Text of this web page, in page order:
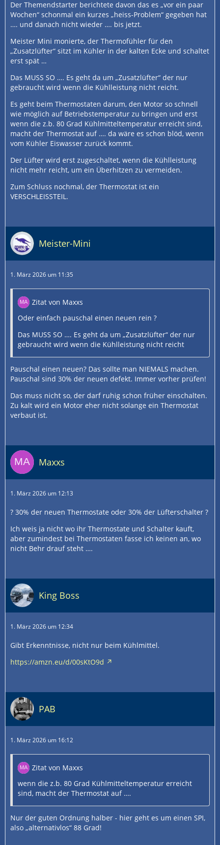
Der Themendstarter berichtete davon das es „vor ein paar
Wochen“ schonmal ein kurzes „heiss-Problem“ gegeben hat
…. und danach nicht wieder …. bis jetzt.
Meister Mini monierte, der Thermofühler für den
„Zusatzlüfter“ sitzt im Kühler in der kalten Ecke und schaltet
erst spät …
Das MUSS SO …. Es geht da um „Zusatzlüfter“ der nur
gebraucht wird wenn die Kühlleistung nicht reicht.
Es geht beim Thermostaten darum, den Motor so schnell
wie möglich auf Betriebstemperatur zu bringen und erst
wenn die z.b. 80 Grad Kühlmitteltemperatur erreicht sind,
macht der Thermostat auf …. da wäre es schon blöd, wenn
vom Kühler Eiswasser zurück kommt.
Der Lüfter wird erst zugeschaltet, wenn die Kühlleistung
nicht mehr reicht, um ein Überhitzen zu vermeiden.
Zum Schluss nochmal, der Thermostat ist ein
VERSCHLEISSTEIL.
Meister-Mini
1. März 2026 um 11:35
Zitat von Maxxs
Oder einfach pauschal einen neuen rein ?
Das MUSS SO …. Es geht da um „Zusatzlüfter“ der nur
gebraucht wird wenn die Kühlleistung nicht reicht
Pauschal einen neuen? Das sollte man NIEMALS machen.
Pauschal sind 30% der neuen defekt. Immer vorher prüfen!
Das muss nicht so, der darf ruhig schon früher einschalten.
Zu kalt wird ein Motor eher nicht solange ein Thermostat
verbaut ist.
Maxxs
1. März 2026 um 12:13
? 30% der neuen Thermostate oder 30% der Lüfterschalter ?
Ich weis ja nicht wo ihr Thermostate und Schalter kauft,
aber zumindest bei Thermostaten fasse ich keinen an, wo
nicht Behr drauf steht ….
King Boss
1. März 2026 um 12:34
Gibt Erkenntnisse, nicht nur beim Kühlmittel.
https://amzn.eu/d/00sKtO9d
PAB
1. März 2026 um 16:12
Zitat von Maxxs
wenn die z.b. 80 Grad Kühlmitteltemperatur erreicht
sind, macht der Thermostat auf ….
Nur der guten Ordnung halber - hier geht es um einen SPI,
also „alternativlos“ 88 Grad!